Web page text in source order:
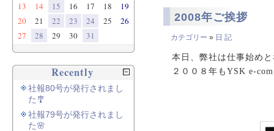
2008年ご挨拶
カテゴリー » 日 記
本日、弊社は仕事始め
２００８年もYSK e-
13
14 15 16 17 18
19
20
21 22 23 24 25
26
27
28 29 30 31
Recently
社報80号が発行されまし
た🎐
社報79号が発行されまし
た🌸